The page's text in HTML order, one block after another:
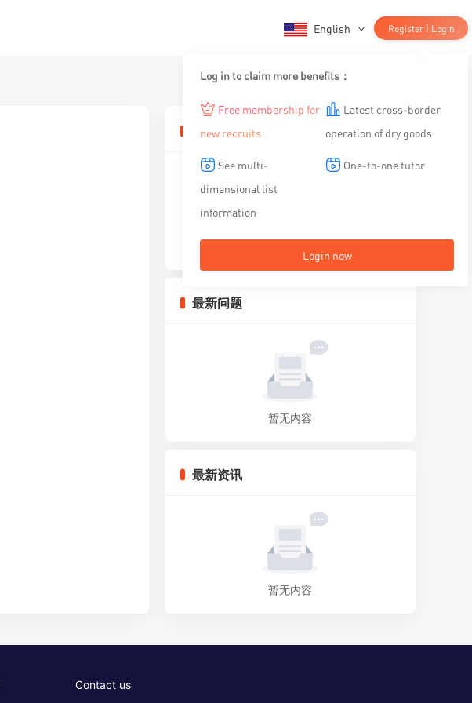
English Register | Login
Log in to claim more benefits：
Free membership for
new recruits
Latest cross-border
operation of dry goods
See multi-
dimensional list
information
One-to-one tutor
Login now
相关文章
最新问题
暂无内容
最新资讯
暂无内容
Contact us